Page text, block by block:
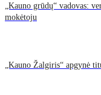
„Kauno grūdų“ vadovas:
mokėtoju
„Kauno Žalgiris“ apgynė